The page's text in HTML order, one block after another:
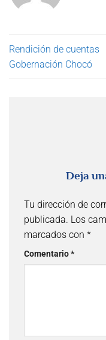
Rendición de cuentas
Gobernación Chocó
Deja
Tu dirección de
publicada. Los
marcados con *
Comentario*